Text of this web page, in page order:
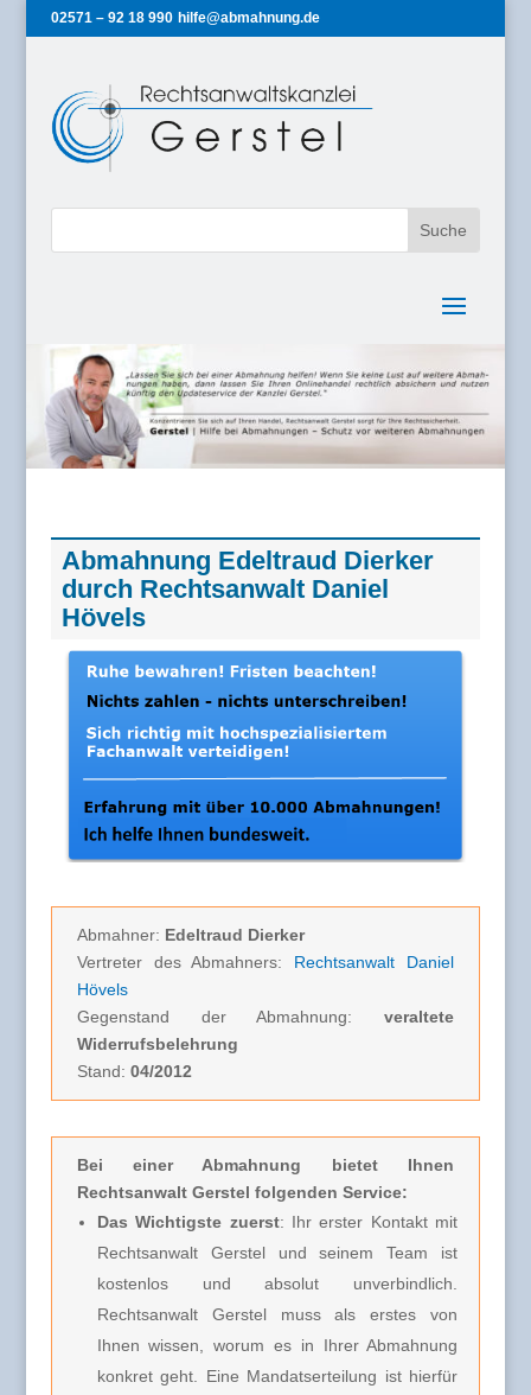
02571 – 92 18 990 hilfe@abmahnung.de
Abmahnung Edeltraud Dierker
durch Rechtsanwalt Daniel
Hövels
Abmahner: Edeltraud Dierker
Vertreter des Abmahners: Rechtsanwalt Daniel
Hövels
Gegenstand der Abmahnung:veraltete
Widerrufsbelehrung
Stand: 04/2012
Bei einer Abmahnung bietet Ihnen
Rechtsanwalt Gerstel folgenden Service:
Das Wichtigste zuerst: Ihr erster Kontakt mit
Rechtsanwalt Gerstel und seinem Team ist
kostenlos und absolut unverbindlich.
Rechtsanwalt Gerstel mussals erstes von
Ihnen wissen, worum es in Ihrer Abmahnung
konkret geht. Eine Mandatserteilung ist hierfür